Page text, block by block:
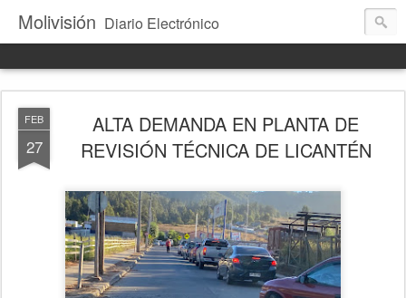
Molivisión Diario Electrónico
FEB
27
ALTA DEMANDA EN PLANTA DE
REVISIÓN TÉCNICA DE LICANTÉN